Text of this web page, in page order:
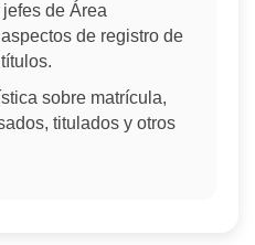
de Área
de registro de
sobre matrícula,
titulados y otros